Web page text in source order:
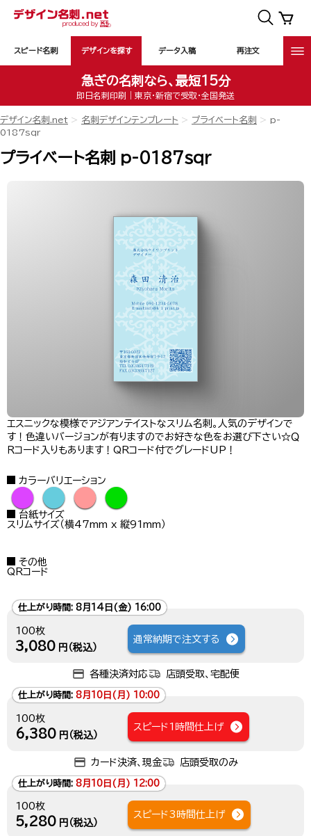
スピード名刺 デザインを探す データ入稿 再注文
急ぎの名刺なら、最短15分
即日名刺印刷｜東京・新宿で受取・全国発送
デザイン名刺.net 名刺デザインテンプレート プライベート名刺
p-
0187sqr
プライベート名刺 p-0187sqr
エスニックな模様でアジアンテイストなスリム名刺。人気のデザインで
す！色違いバージョンが有りますのでお好きな色をお選び下さい☆Ｑ
Ｒコード入りもあります！QRコード付でグレードUP！
カラーバリエーション
● ● ● ●
台紙サイズ
スリムサイズ（横47mm x 縦91mm）
その他
QRコード
仕上がり時間: 8月14日(金) 16:00
100枚
3,080 円（税込）
通常納期で注文する
各種決済対応 店頭受取、宅配便
仕上がり時間: 8月10日(月) 10:00
100枚
6,380 円（税込）
スピード1時間仕上げ
カード決済、現金 店頭受取のみ
仕上がり時間: 8月10日(月) 12:00
100枚
5,280 円（税込）
スピード3時間仕上げ